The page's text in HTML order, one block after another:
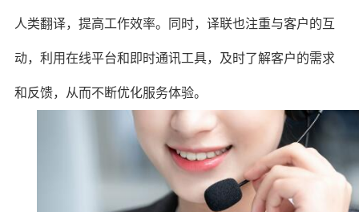
人类翻译，提高工作效率。同时，译联也注重与客户的互
动，利用在线平台和即时通讯工具，及时了解客户的需求
和反馈，从而不断优化服务体验。